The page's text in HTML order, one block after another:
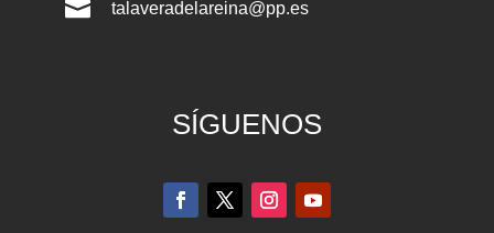
 talaveradelareina@pp.es
SÍGUENOS